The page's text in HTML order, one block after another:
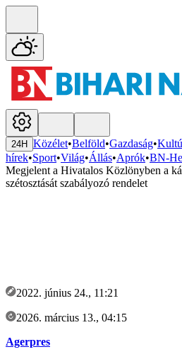
24H Közélet•Belföld•Gazdaság•
hírek•Sport•Világ•Állás•Aprók•BN-
Megjelent a Hivatalos Közlönyben a
szétosztását szabályozó rendelet
2022. június 24., 11:21
2026. március 13., 04:15
Agerpres